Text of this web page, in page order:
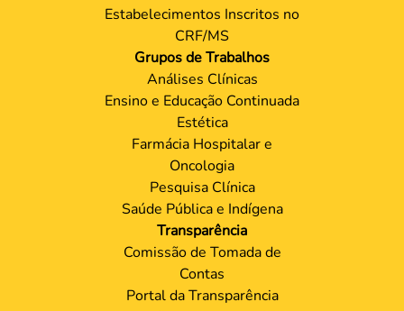
Estabelecimentos Inscritos no
CRF/MS
Grupos de Trabalhos
Análises Clínicas
Ensino e Educação Continuada
Estética
Farmácia Hospitalar e
Oncologia
Pesquisa Clínica
Saúde Pública e Indígena
Transparência
Comissão de Tomada de
Contas
Portal da Transparência